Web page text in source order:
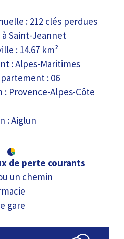
: 212 clés perdues
Saint-Jeannet
: 14.67 km²
: Alpes-Maritimes
: 06
: Provence-Alpes-Côte
: Aiglun
de perte courants
un chemin
gare